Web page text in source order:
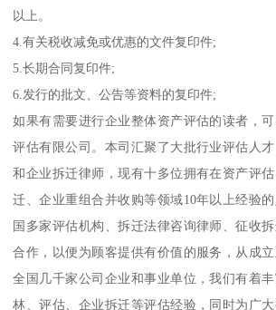
以上。
4.有关税收减免或优惠的文件复印件;
5.长期合同复印件;
6.发行的批文、公告等资料的复印件;
如果有需要进行企业整体资产评估的读者，
评估有限公司。本司汇聚了大批行业评估人
和企业拆迁律师，现有十多位拥有在资产评
迁、企业重组合并收购等领域10年以上经验
国多家评估机构、拆迁法律咨询律师、征收
合作，以便为顾客提供有价值的服务，从成
全国几千家公司企业和事业单位，我们有着
林、评估、企业拆迁等评估经验，同时为广